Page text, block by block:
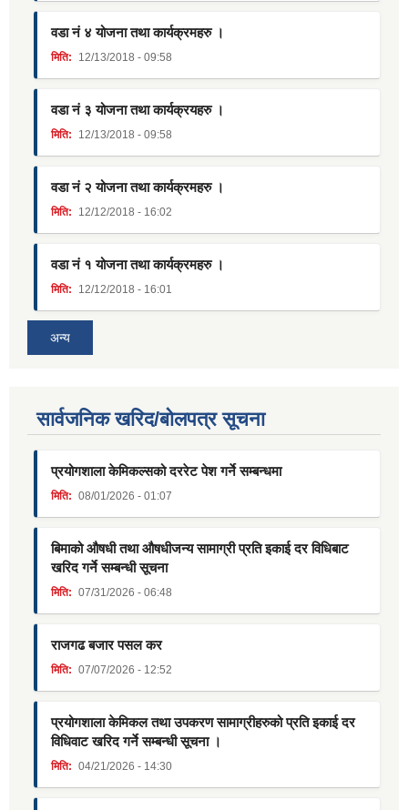
वडा नं ४ योजना तथा कार्यक्रमहरु ।
मिति: 12/13/2018 - 09:58
वडा नं ३ योजना तथा कार्यक्रयहरु ।
मिति: 12/13/2018 - 09:58
वडा नं २ योजना तथा कार्यक्रमहरु ।
मिति: 12/12/2018 - 16:02
वडा नं १ योजना तथा कार्यक्रमहरु ।
मिति: 12/12/2018 - 16:01
अन्य
सार्वजनिक खरिद/बोलपत्र सूचना
प्रयोगशाला केमिकल्सको दररेट पेश गर्ने सम्बन्धमा
मिति: 08/01/2026 - 01:07
बिमाको औषधी तथा औषधीजन्य सामाग्री प्रति इकाई दर विधिबाट
खरिद गर्ने सम्बन्धी सूचना
मिति: 07/31/2026 - 06:48
राजगढ बजार पसल कर
मिति: 07/07/2026 - 12:52
प्रयोगशाला केमिकल तथा उपकरण सामाग्रीहरुको प्रति इकाई दर
विधिवाट खरिद गर्ने सम्बन्धी सूचना ।
मिति: 04/21/2026 - 14:30